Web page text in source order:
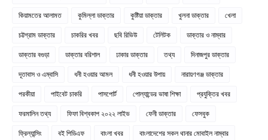
কিয়ামতের আলামত
কুমিল্লা ডাক্তার কুষ্টিয়া ডাক্তার খুলনা ডাক্তার
খেলা
চট্টগ্রাম ডাক্তার
চাকরির খবর ছবি রিভিউ টেলিটক
ডাক্তার ও নাম্বার
ডাক্তার বগুড়া
ডাক্তার বরিশাল ঢাকার ডাক্তার তথ্য
দিনাজপুর ডাক্তার
দূতাবাস ও এম্বাসি
ধনী হওয়ার আমল ধনী হওয়ার উপায়
নারায়ণগঞ্জ ডাক্তার
পরকীয়া
পাইবেট চাকরি পাসপোর্ট পোল্যান্ডের ভাষা শিক্ষা
প্রযুক্তির খবর
ফরমালিন তথ্য
ফিফা বিশ্বকাপ ২০২২ লাইভ ফেনী ডাক্তার
ফেসবুক
ফ্রিল্যান্সিং
বই পিডিএফ বাংলা খবর
বাংলাদেশের সকল থানার মোবাইল নাম্বার